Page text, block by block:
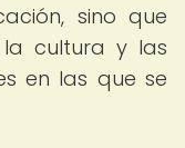
sino que
la cultura y las
en las que se